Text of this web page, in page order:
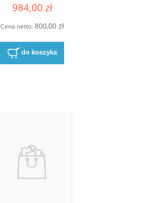
984,00 zł
Cena netto:800,00 zł
do koszyka